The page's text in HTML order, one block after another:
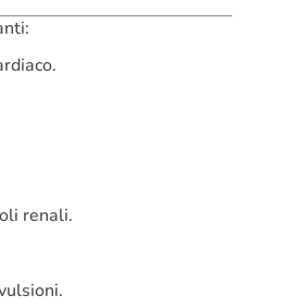
renali.